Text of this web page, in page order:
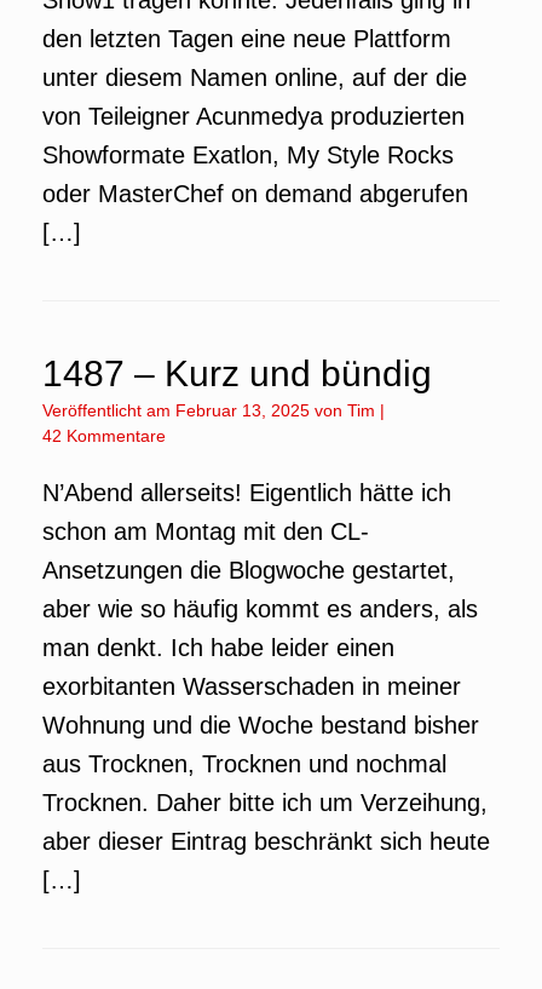
den letzten Tagen eine neue Plattform
unter diesem Namen online, auf der die
von Teileigner Acunmedya produzierten
Showformate Exatlon, My Style Rocks
oder MasterChef on demand abgerufen
[…]
1487 – Kurz und bündig
Veröffentlicht am Februar 13, 2025 von Tim |
42 Kommentare
N’Abend allerseits! Eigentlich hätte ich
schon am Montag mit den CL-
Ansetzungen die Blogwoche gestartet,
aber wie so häufig kommt es anders, als
man denkt. Ich habe leider einen
exorbitanten Wasserschaden in meiner
Wohnung und die Woche bestand bisher
aus Trocknen, Trocknen und nochmal
Trocknen. Daher bitte ich um Verzeihung,
aber dieser Eintrag beschränkt sich heute
[…]